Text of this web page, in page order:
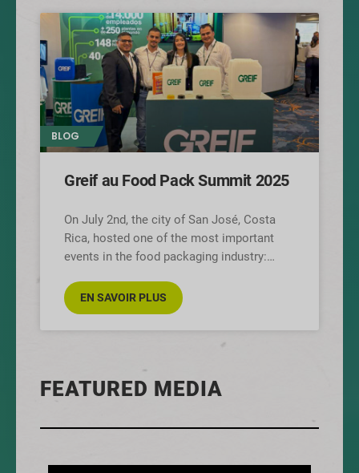
BLOG
Greif au Food Pack Summit 2025
On July 2nd, the city of San José, Costa
Rica, hosted one of the most important
events in the food packaging industry:
EN SAVOIR PLUS
FEATURED MEDIA